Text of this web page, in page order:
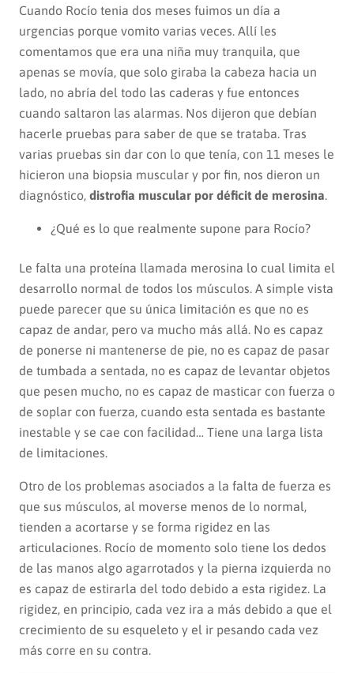
Cuando Rocío tenia dos meses fuimos un día a
urgencias porque vomito varias veces. Allí les
comentamos que era una niña muy tranquila, que
apenas se movía, que solo giraba la cabeza hacia un
lado, no abría del todo las caderas y fue entonces
cuando saltaron las alarmas. Nos dijeron que debían
hacerle pruebas para saber de que se trataba. Tras
varias pruebas sin dar con lo que tenía, con 11 meses le
hicieron una biopsia muscular y por fin, nos dieron un
diagnóstico, distrofia muscular por déficit de merosina.
¿Qué es lo que realmente supone para Rocío?
Le falta una proteína llamada merosina lo cual limita el
desarrollo normal de todos los músculos. A simple vista
puede parecer que su única limitación es que no es
capaz de andar, pero va mucho más allá. No es capaz
de ponerse ni mantenerse de pie, no es capaz de pasar
de tumbada a sentada, no es capaz de levantar objetos
que pesen mucho, no es capaz de masticar con fuerza o
de soplar con fuerza, cuando esta sentada es bastante
inestable y se cae con facilidad… Tiene una larga lista
de limitaciones.
Otro de los problemas asociados a la falta de fuerza es
que sus músculos, al moverse menos de lo normal,
tienden a acortarse y se forma rigidez en las
articulaciones. Rocío de momento solo tiene los dedos
de las manos algo agarrotados y la pierna izquierda no
es capaz de estirarla del todo debido a esta rigidez. La
rigidez, en principio, cada vez ira a más debido a que el
crecimiento de su esqueleto y el ir pesando cada vez
más corre en su contra.